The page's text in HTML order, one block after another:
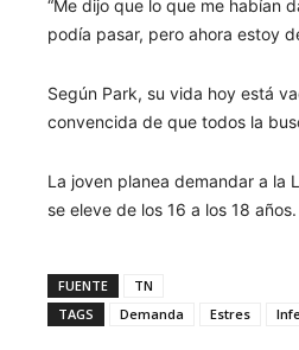
“Me dijo que lo que me habían
podía pasar, pero ahora estoy
Según Park, su vida hoy está
convencida de que todos la
La joven planea demandar a la
se eleve de los 16 a los 18 años.
FUENTE
TN
TAGS
Demanda Estres